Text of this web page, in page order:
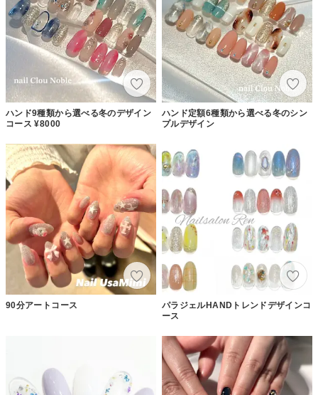
ハンド9種類から選べる冬のデザイン
コース ¥8000
ハンド定額6種類から選べる冬のシン
プルデザイン
90分アートコース
パラジェルHANDトレンドデザインコ
ース